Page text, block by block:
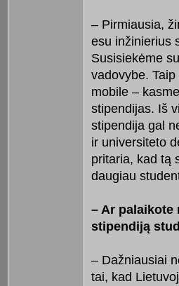
– Pirmiausia,
esu inžinierius
Susisiekėme
vadovybe.
mobile –
stipendijas. Iš
stipendija gal
ir universiteto
pritaria, kad tą
daugiau
– Ar palaikote
stipendiją
– Dažniausiai
tai, kad